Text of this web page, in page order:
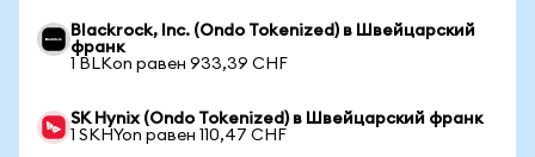
Blackrock, Inc. (Ondo Tokenized) в Швейцарский
франк
1 BLKon равен 933,39 CHF
SK Hynix (Ondo Tokenized) в Швейцарский франк
1 SKHYon равен 110,47 CHF